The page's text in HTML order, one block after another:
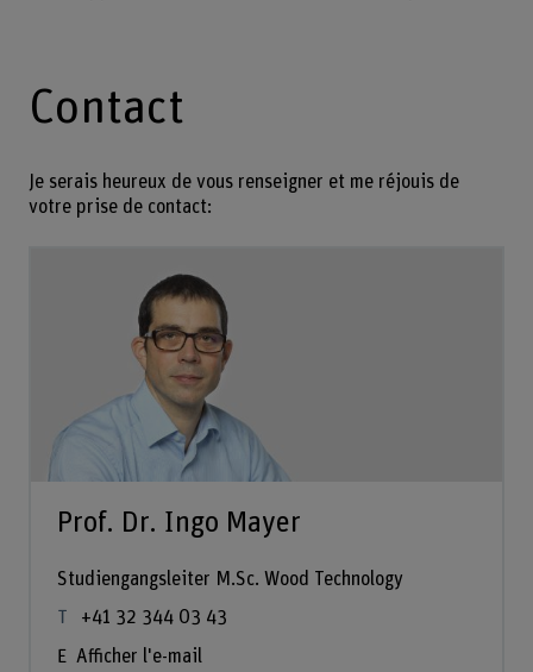
Contact
Je serais heureux de vous renseigner et me réjouis de
votre prise de contact:
Prof. Dr. Ingo Mayer
Studiengangsleiter M.Sc. Wood Technology
+41 32 344 03 43
Afficher l'e-mail